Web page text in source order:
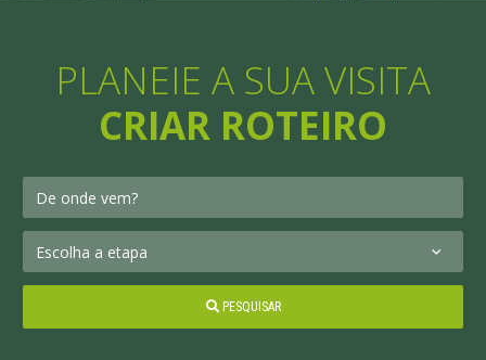
PLANEIE A SUA VISITA
CRIAR ROTEIRO
PESQUISAR